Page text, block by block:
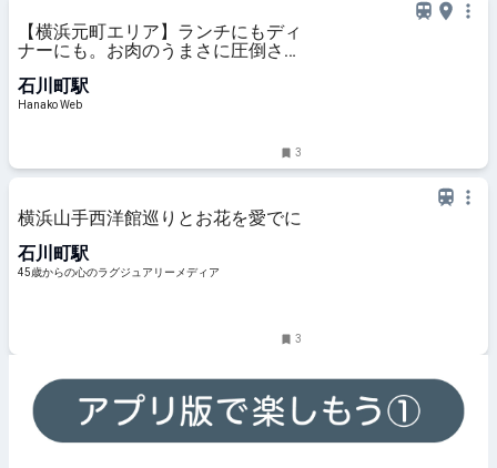
【横浜元町エリア】ランチにもディ
ナーにも。お肉のうまさに圧倒され
石川町駅
Hanako Web
3
横浜山手西洋館巡りとお花を愛でに
石川町駅
45歳からの心のラグジュアリーメディア
3